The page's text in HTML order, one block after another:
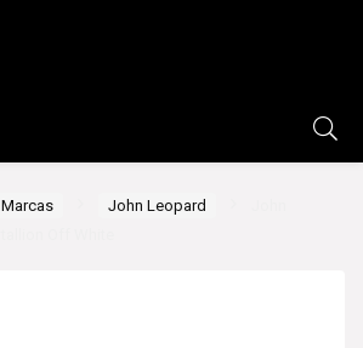
Marcas John Leopard